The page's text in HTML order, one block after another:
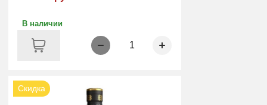
В наличии
1
Скидка